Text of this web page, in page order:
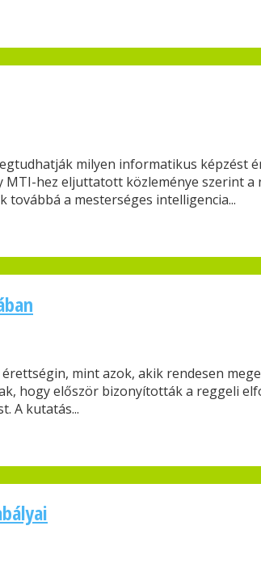
milyen informatikus képzést
hez eljuttatott közleménye szerint
a mesterséges intelligencia...
mint azok, akik rendesen
hogy először bizonyították a reggeli
A kutatás...